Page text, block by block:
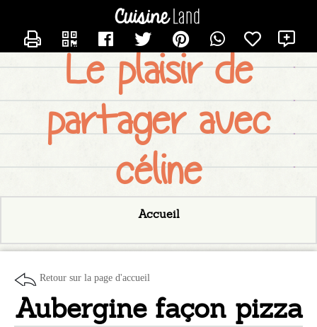
Le plaisir de
partager avec
céline
Accueil
Retour sur la page d'accueil
Aubergine façon pizza
CONTACTER LESDELICES